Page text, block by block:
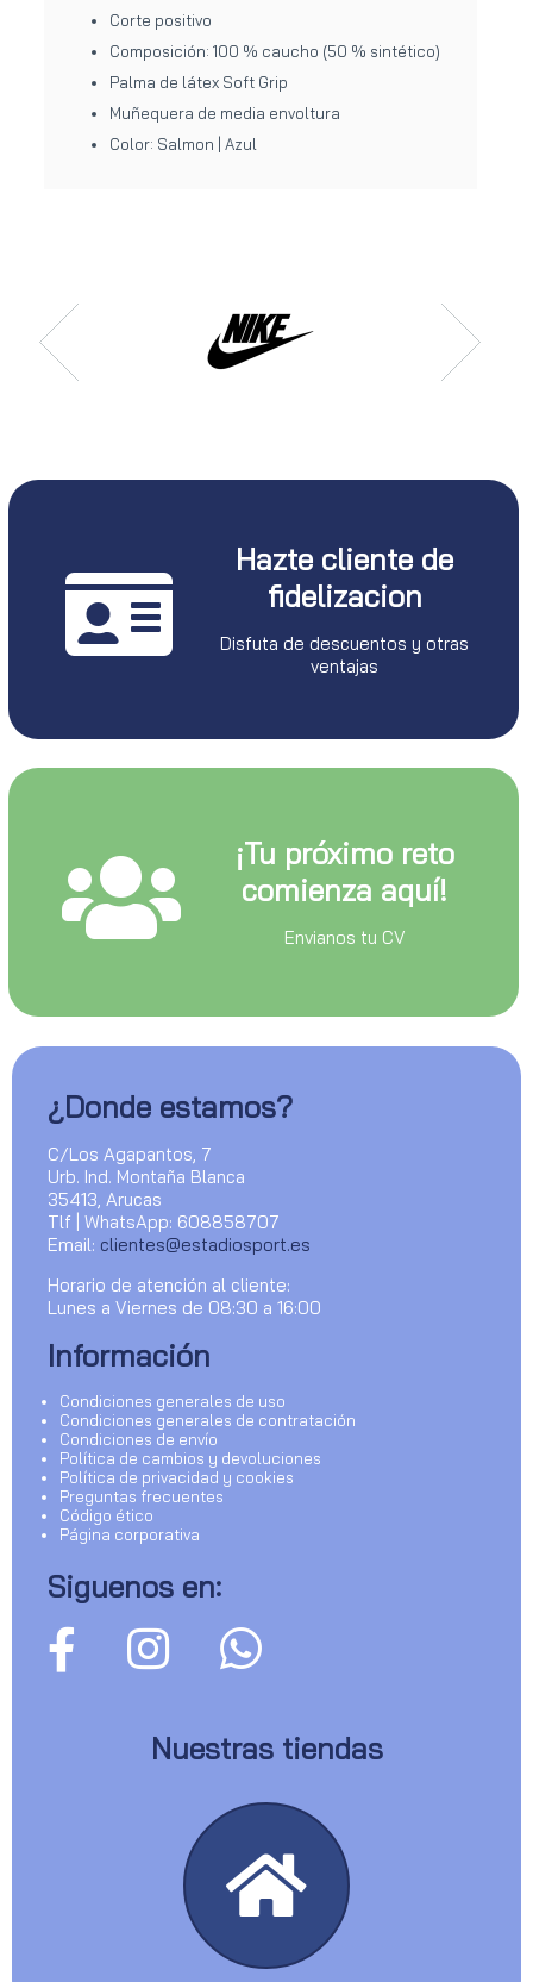
Corte positivo
Composición: 100 % caucho (50 % sintético)
Palma de látex Soft Grip
Muñequera de media envoltura
Color: Salmon | Azul
Hazte cliente de
fidelizacion
Disfuta de descuentos y otras
ventajas
¡Tu próximo reto
comienza aquí!
Envianos tu CV
¿Donde estamos?
C/Los Agapantos, 7
Urb. Ind. Montaña Blanca
35413, Arucas
Tlf | WhatsApp: 608858707
Email: clientes@estadiosport.es
Horario de atención al cliente:
Lunes a Viernes de 08:30 a 16:00
Información
Condiciones generales de uso
Condiciones generales de contratación
Condiciones de envío
Política de cambios y devoluciones
Política de privacidad y cookies
Preguntas frecuentes
Código ético
Página corporativa
Siguenos en:
Nuestras tiendas